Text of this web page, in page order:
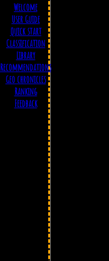
Welcome
User Guide
Quick start
Classification
Library
Recommendations
Geo chronicles
Ranking
Feedback